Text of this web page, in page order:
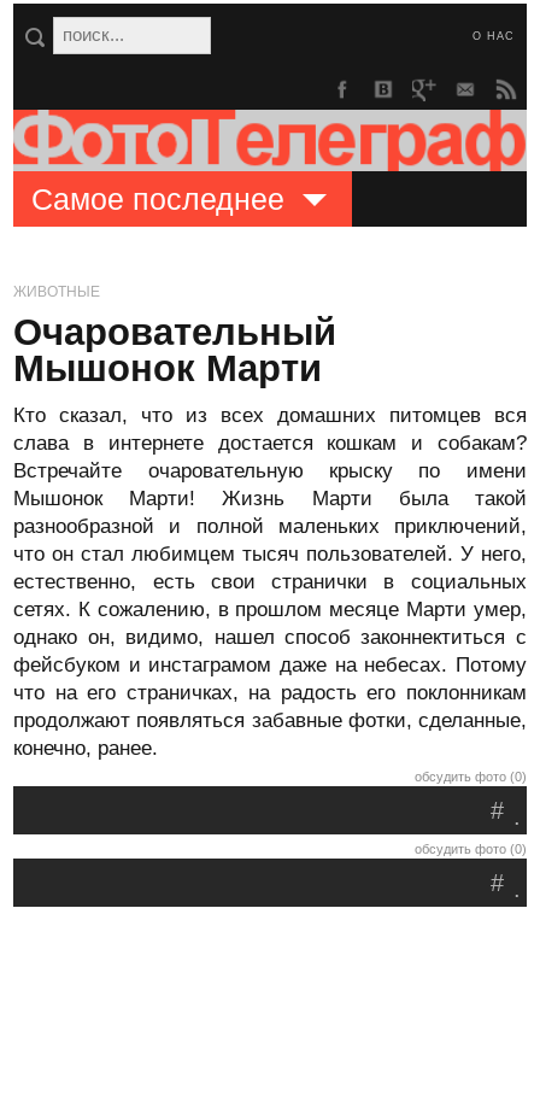
О НАС
Самое последнее
ЖИВОТНЫЕ
Очаровательный
Мышонок Марти
Кто сказал, что из всех домашних питомцев вся
слава в интернете достается кошкам и собакам?
Встречайте очаровательную крыску по имени
Мышонок Марти! Жизнь Марти была такой
разнообразной и полной маленьких приключений,
что он стал любимцем тысяч пользователей. У него,
естественно, есть свои странички в социальных
сетях. К сожалению, в прошлом месяце Марти умер,
однако он, видимо, нашел способ законнектиться с
фейсбуком и инстаграмом даже на небесах. Потому
что на его страничках, на радость его поклонникам
продолжают появляться забавные фотки, сделанные,
конечно, ранее.
обсудить фото (0)
.
#
обсудить фото (0)
.
#